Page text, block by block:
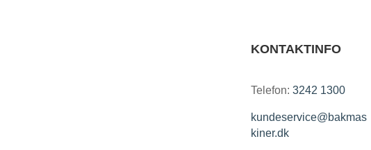
KONTAKTINFO
Telefon:3242 1300
kundeservice@bakmas
kiner.dk